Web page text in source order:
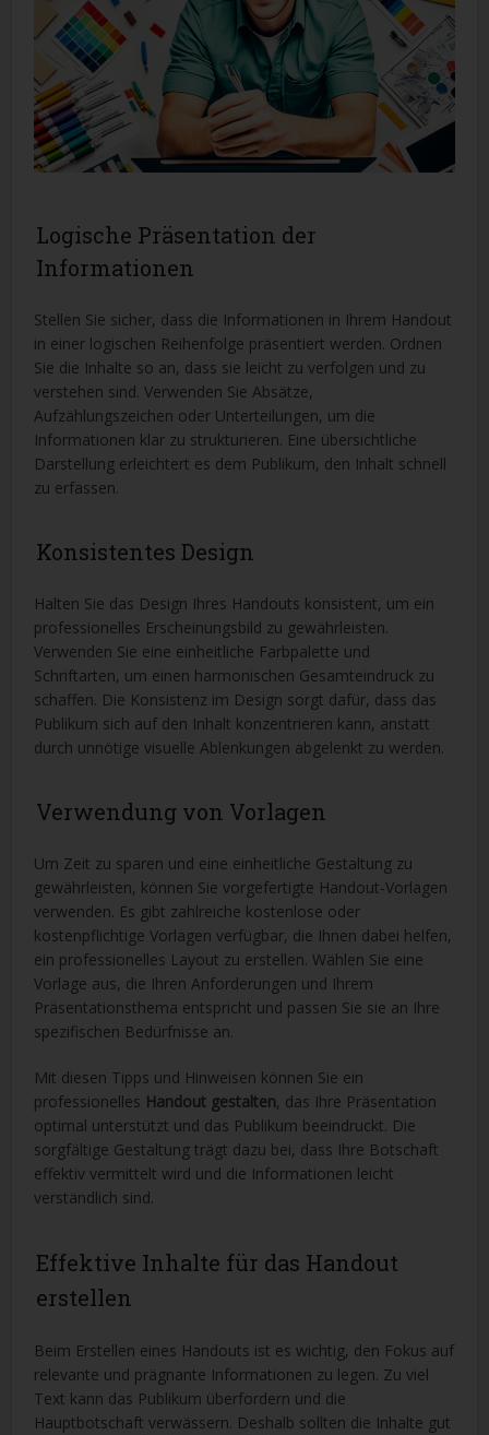
Logische Präsentation der
Informationen
Stellen Sie sicher, dass die Informationen in Ihrem Handout
in einer logischen Reihenfolge präsentiert werden. Ordnen
Sie die Inhalte so an, dass sie leicht zu verfolgen und zu
verstehen sind. Verwenden Sie Absätze,
Aufzählungszeichen oder Unterteilungen, um die
Informationen klar zu strukturieren. Eine übersichtliche
Darstellung erleichtert es dem Publikum, den Inhalt schnell
zu erfassen.
Konsistentes Design
Halten Sie das Design Ihres Handouts konsistent, um ein
professionelles Erscheinungsbild zu gewährleisten.
Verwenden Sie eine einheitliche Farbpalette und
Schriftarten, um einen harmonischen Gesamteindruck zu
schaffen. Die Konsistenz im Design sorgt dafür, dass das
Publikum sich auf den Inhalt konzentrieren kann, anstatt
durch unnötige visuelle Ablenkungen abgelenkt zu werden.
Verwendung von Vorlagen
Um Zeit zu sparen und eine einheitliche Gestaltung zu
gewährleisten, können Sie vorgefertigte Handout-Vorlagen
verwenden. Es gibt zahlreiche kostenlose oder
kostenpflichtige Vorlagen verfügbar, die Ihnen dabei helfen,
ein professionelles Layout zu erstellen. Wählen Sie eine
Vorlage aus, die Ihren Anforderungen und Ihrem
Präsentationsthema entspricht und passen Sie sie an Ihre
spezifischen Bedürfnisse an.
Mit diesen Tipps und Hinweisen können Sie ein
professionelles Handout gestalten, das Ihre Präsentation
optimal unterstützt und das Publikum beeindruckt. Die
sorgfältige Gestaltung trägt dazu bei, dass Ihre Botschaft
effektiv vermittelt wird und die Informationen leicht
verständlich sind.
Effektive Inhalte für das Handout
erstellen
Beim Erstellen eines Handouts ist es wichtig, den Fokus auf
relevante und prägnante Informationen zu legen. Zu viel
Text kann das Publikum überfordern und die
Hauptbotschaft verwässern. Deshalb sollten die Inhalte gut